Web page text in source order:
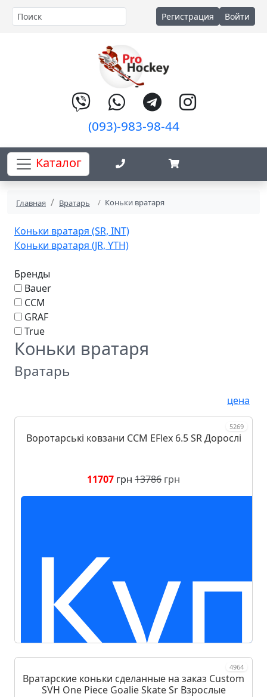
Регистрация Войти
(093)-983-98-44
Каталог
Главная Вратарь Коньки вратаря
Коньки вратаря (SR, INT)
Коньки вратаря (JR, YTH)
Бренды
Bauer
CCM
GRAF
True
Коньки вратаря
Вратарь
цена
5269
Воротарські ковзани CCM EFlex 6.5 SR Дорослі
11707 грн 13786 грн
4964
Вратарские коньки сделанные на заказ Custom
SVH One Piece Goalie Skate Sr Взрослые